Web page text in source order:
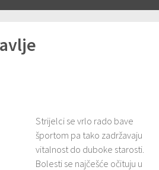
Strijelci se vrlo rado bave
športom pa tako zadržavaju
vitalnost do duboke starosti.
Bolesti se najčešće očituju u